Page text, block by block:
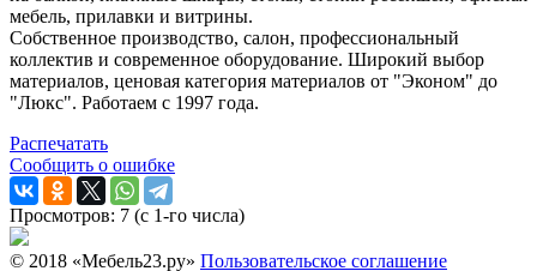
мебель, прилавки и витрины.
Собственное производство, салон, профессиональный
коллектив и современное оборудование. Широкий выбор
материалов, ценовая категория материалов от "Эконом" до
"Люкс". Работаем с 1997 года.
Распечатать
Сообщить о ошибке
Просмотров: 7 (с 1-го числа)
© 2018 «Мебель23.ру» Пользовательское соглашение